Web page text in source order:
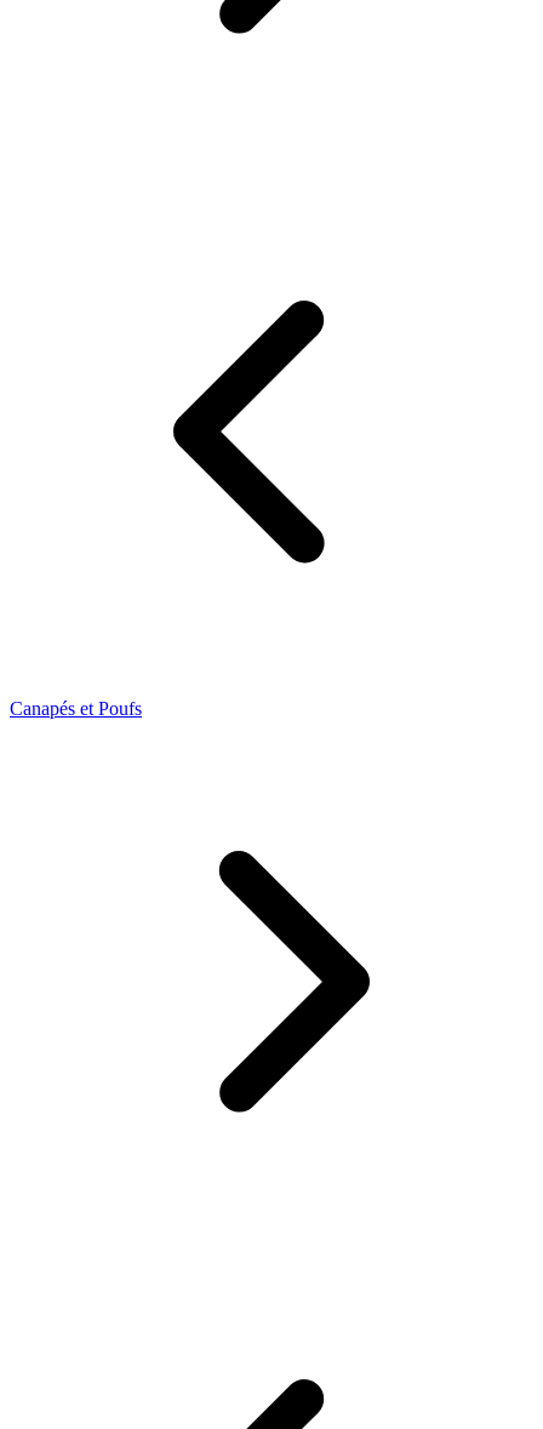
Canapés et Poufs